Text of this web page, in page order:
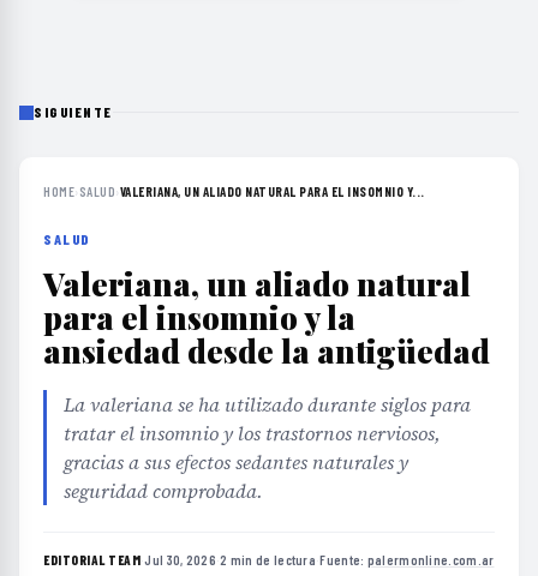
SIGUIENTE
HOME› SALUD›VALERIANA, UN ALIADO NATURAL PARA EL INSOMNIO Y...
SALUD
Valeriana, un aliado natural
para el insomnio y la
ansiedad desde la antigüedad
La valeriana se ha utilizado durante siglos para
tratar el insomnio y los trastornos nerviosos,
gracias a sus efectos sedantes naturales y
seguridad comprobada.
EDITORIAL TEAM·Jul 30, 2026·2 min de lectura·Fuente: palermonline.com.ar